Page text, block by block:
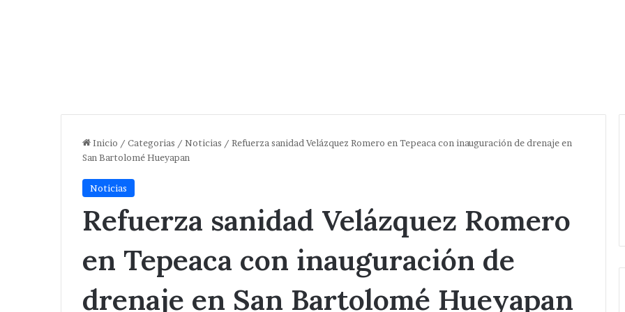
Inicio / Categorias / Noticias / Refuerza sanidad Velázquez Romero en Tepeaca con inauguración de drenaje en
San Bartolomé Hueyapan
Noticias
Refuerza sanidad Velázquez Romero
en Tepeaca con inauguración de
drenaje en San Bartolomé Hueyapan